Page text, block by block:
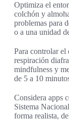
Optimiza el
colchón y
problemas para
o a una unidad
Para controlar el
respiración
mindfulness y
de 5 a 10
Considera apps
Sistema
forma realista,